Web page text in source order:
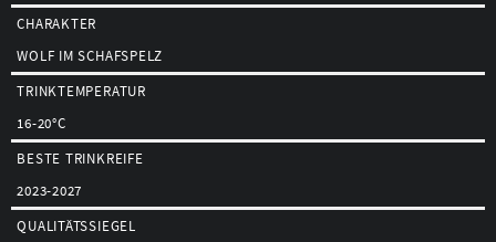
CHARAKTER
WOLF IM SCHAFSPELZ
TRINKTEMPERATUR
16-20°C
BESTE TRINKREIFE
2023-2027
QUALITÄTSSIEGEL